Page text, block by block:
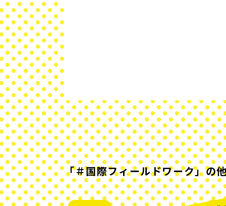
「＃国際フィールドワーク」の